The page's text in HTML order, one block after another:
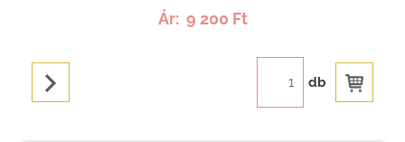
Ár:9 200 Ft
db